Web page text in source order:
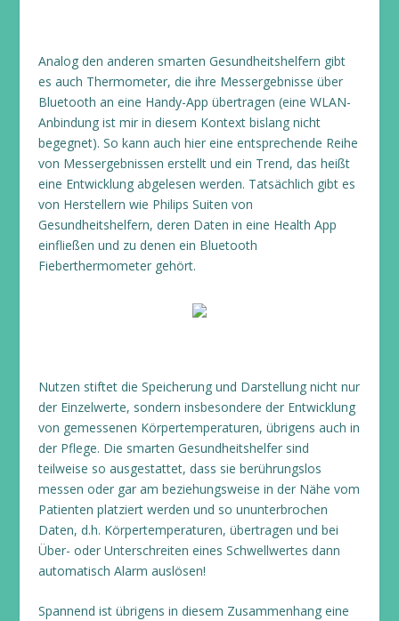
Analog den anderen smarten Gesundheitshelfern gibt
es auch Thermometer, die ihre Messergebnisse über
Bluetooth an eine Handy-App übertragen (eine WLAN-
Anbindung ist mir in diesem Kontext bislang nicht
begegnet). So kann auch hier eine entsprechende Reihe
von Messergebnissen erstellt und ein Trend, das heißt
eine Entwicklung abgelesen werden. Tatsächlich gibt es
von Herstellern wie Philips Suiten von
Gesundheitshelfern, deren Daten in eine Health App
einfließen und zu denen ein Bluetooth
Fieberthermometer gehört.
Nutzen stiftet die Speicherung und Darstellung nicht nur
der Einzelwerte, sondern insbesondere der Entwicklung
von gemessenen Körpertemperaturen, übrigens auch in
der Pflege. Die smarten Gesundheitshelfer sind
teilweise so ausgestattet, dass sie berührungslos
messen oder gar am beziehungsweise in der Nähe vom
Patienten platziert werden und so ununterbrochen
Daten, d.h. Körpertemperaturen, übertragen und bei
Über- oder Unterschreiten eines Schwellwertes dann
automatisch Alarm auslösen!
Spannend ist übrigens in diesem Zusammenhang eine